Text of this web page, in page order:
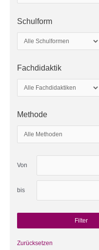
Schulform
Fachdidaktik
Methode
Von
bis
Zurücksetzen